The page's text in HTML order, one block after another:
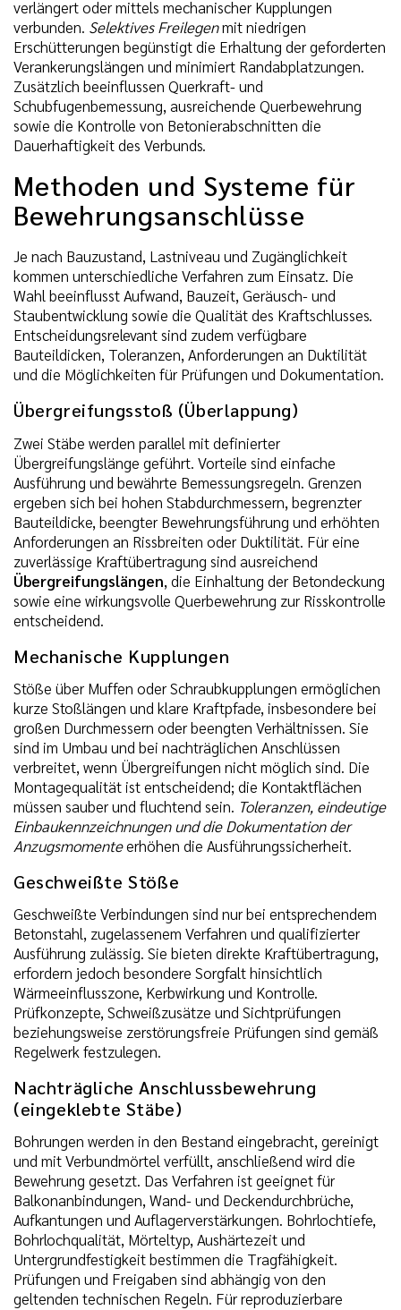
verlängert oder mittels mechanischer Kupplungen
verbunden. Selektives Freilegenmit niedrigen
Erschütterungen begünstigt die Erhaltung der geforderten
Verankerungslängen und minimiert Randabplatzungen.
Zusätzlich beeinflussen Querkraft- und
Schubfugenbemessung, ausreichende Querbewehrung
sowie die Kontrolle von Betonierabschnitten die
Dauerhaftigkeit des Verbunds.
Methoden und Systeme für
Bewehrungsanschlüsse
Je nach Bauzustand, Lastniveau und Zugänglichkeit
kommen unterschiedliche Verfahren zum Einsatz. Die
Wahl beeinflusst Aufwand, Bauzeit, Geräusch- und
Staubentwicklung sowie die Qualität des Kraftschlusses.
Entscheidungsrelevant sind zudem verfügbare
Bauteildicken, Toleranzen, Anforderungen an Duktilität
und die Möglichkeiten für Prüfungen und Dokumentation.
Übergreifungsstoß (Überlappung)
Zwei Stäbe werden parallel mit definierter
Übergreifungslänge geführt. Vorteile sind einfache
Ausführung und bewährte Bemessungsregeln. Grenzen
ergeben sich bei hohen Stabdurchmessern, begrenzter
Bauteildicke, beengter Bewehrungsführung und erhöhten
Anforderungen an Rissbreiten oder Duktilität. Für eine
zuverlässige Kraftübertragung sind ausreichend
Übergreifungslängen, die Einhaltung der Betondeckung
sowie eine wirkungsvolle Querbewehrung zur Risskontrolle
entscheidend.
Mechanische Kupplungen
Stöße über Muffen oder Schraubkupplungen ermöglichen
kurze Stoßlängen und klare Kraftpfade, insbesondere bei
großen Durchmessern oder beengten Verhältnissen. Sie
sind im Umbau und bei nachträglichen Anschlüssen
verbreitet, wenn Übergreifungen nicht möglich sind. Die
Montagequalität ist entscheidend; die Kontaktflächen
müssen sauber und fluchtend sein. Toleranzen, eindeutige
Einbaukennzeichnungen und die Dokumentation der
Anzugsmomenteerhöhen die Ausführungssicherheit.
Geschweißte Stöße
Geschweißte Verbindungen sind nur bei entsprechendem
Betonstahl, zugelassenem Verfahren und qualifizierter
Ausführung zulässig. Sie bieten direkte Kraftübertragung,
erfordern jedoch besondere Sorgfalt hinsichtlich
Wärmeeinflusszone, Kerbwirkung und Kontrolle.
Prüfkonzepte, Schweißzusätze und Sichtprüfungen
beziehungsweise zerstörungsfreie Prüfungen sind gemäß
Regelwerk festzulegen.
Nachträgliche Anschlussbewehrung
(eingeklebte Stäbe)
Bohrungen werden in den Bestand eingebracht, gereinigt
und mit Verbundmörtel verfüllt, anschließend wird die
Bewehrung gesetzt. Das Verfahren ist geeignet für
Balkonanbindungen, Wand- und Deckendurchbrüche,
Aufkantungen und Auflagerverstärkungen. Bohrlochtiefe,
Bohrlochqualität, Mörteltyp, Aushärtezeit und
Untergrundfestigkeit bestimmen die Tragfähigkeit.
Prüfungen und Freigaben sind abhängig von den
geltenden technischen Regeln. Für reproduzierbare